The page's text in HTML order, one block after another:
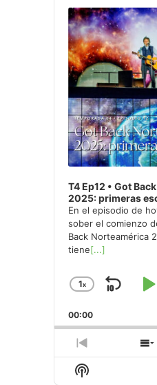
Player
T4 Ep12 • Got
2025: primeras
En el episodio de
sober el comienzo
Back Norteamérica
tiene[...]
Change
Rate
1x
Skip
00:00
Previous
Episode
Show